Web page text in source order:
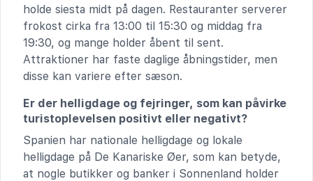
holde siesta midt på dagen. Restauranter serverer
frokost cirka fra 13:00 til 15:30 og middag fra
19:30, og mange holder åbent til sent.
Attraktioner har faste daglige åbningstider, men
disse kan variere efter sæson.
Er der helligdage og fejringer, som kan påvirke
turistoplevelsen positivt eller negativt?
Spanien har nationale helligdage og lokale
helligdage på De Kanariske Øer, som kan betyde,
at nogle butikker og banker i Sonnenland holder